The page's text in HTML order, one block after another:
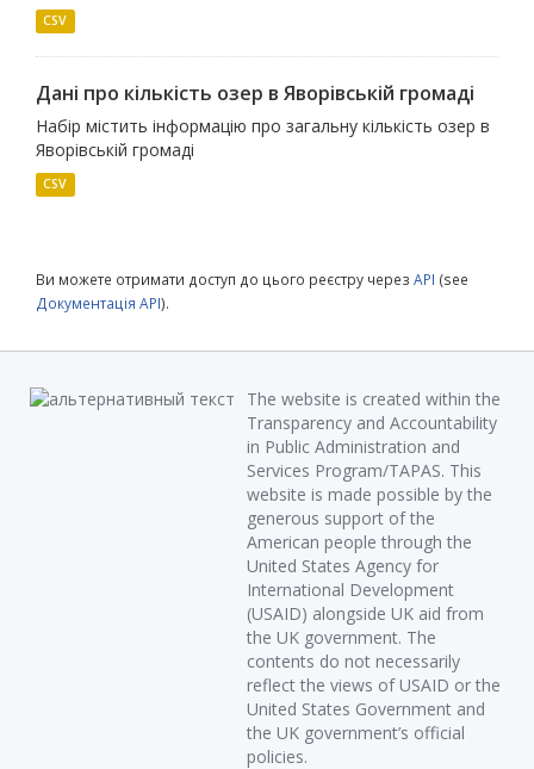
CSV
Дані про кількість озер в Яворівській громаді
Набір містить інформацію про загальну кількість озер в
Яворівській громаді
CSV
Ви можете отримати доступ до цього реєстру через API (see
Документація API).
The website is created within the
Transparency and Accountability
in Public Administration and
Services Program/TAPAS. This
website is made possible by the
generous support of the
American people through the
United States Agency for
International Development
(USAID) alongside UK aid from
the UK government. The
contents do not necessarily
reflect the views of USAID or the
United States Government and
the UK government’s official
policies.